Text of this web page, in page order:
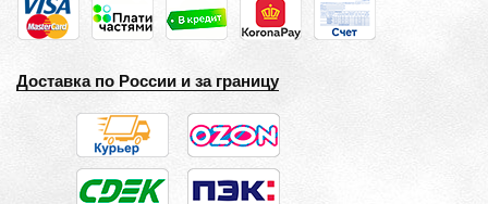
Доставка по России и за границу